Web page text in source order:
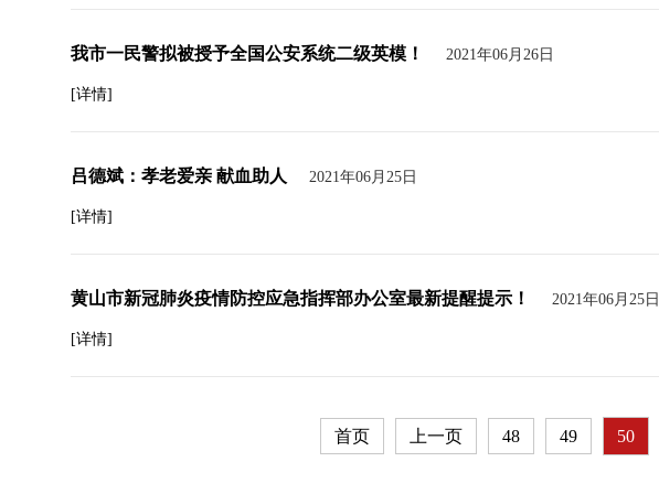
我市一民警拟被授予全国公安系统二级英模！ 2021年06月26日
[详情]
吕德斌：孝老爱亲 献血助人 2021年06月25日
[详情]
黄山市新冠肺炎疫情防控应急指挥部办公室最新提醒提示！ 2021年06月25日
[详情]
首页 上一页 48 49 50